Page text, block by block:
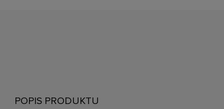
POPIS PRODUKTU